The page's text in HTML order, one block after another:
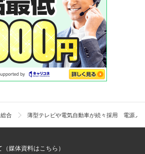
総合 薄型テレビや電気自動車が続々採用 電源ノ
媒体資料はこちら）